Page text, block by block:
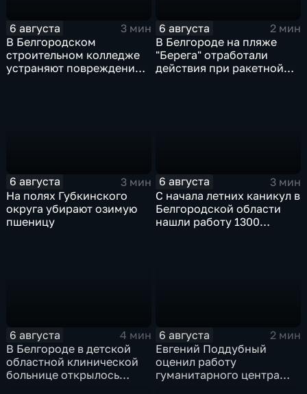
6 августа
3 мин
В Белгородском
строительном колледже
устраняют повреждения
6 августа
2 мин
В Белгороде на пляже
"Берега" отработали
действия при ракетной
6 августа
3 мин
На полях Губкинского
округа убирают озимую
пшеницу
6 августа
3 мин
С начала летних каникул в
Белгородской области
нашли работу 1300
6 августа
4 мин
В Белгороде в детской
областной клинической
больнице открылось
6 августа
2 мин
Евгений Поддубный
оценил работу
гуманитарного центра